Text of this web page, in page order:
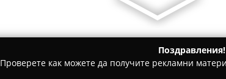
Поздравления!
Проверете как можете да получите рекламни